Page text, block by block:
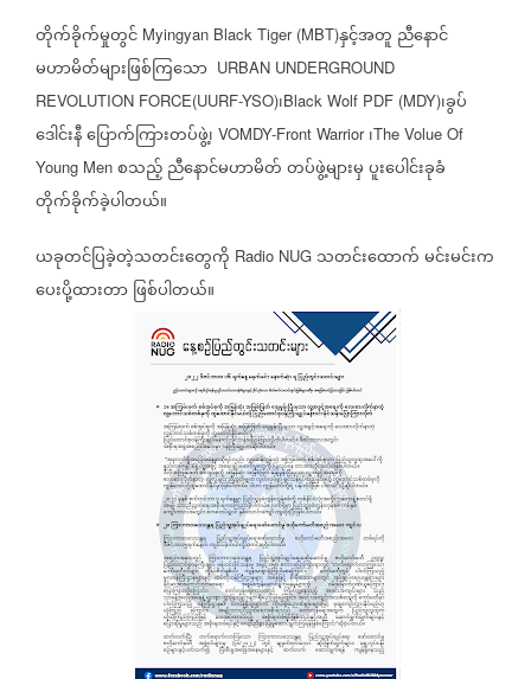
တိုက်ခိုက်မှုတွင် Myingyan Black Tiger (MBT)နှင့်အတူ ညီနောင်
မဟာမိတ်များဖြစ်ကြသော URBAN UNDERGROUND
REVOLUTION FORCE(UURF-YSO)၊Black Wolf PDF (MDY)၊ခွပ်
ဒေါင်းနီပြောက်ကြားတပ်ဖွဲ့၊ VOMDY-Front Warrior ၊The Volue Of
Young Men စသည့်ညီနောင်မဟာမိတ်တပ်ဖွဲ့များမှပူးပေါင်းခုခံ
တိုက်ခိုက်ခဲ့ပါတယ်။
ယခုတင်ပြခဲ့တဲ့သတင်းတွေကို Radio NUG သတင်းထောက်မင်းမင်းက
ပေးပို့ထားတာဖြစ်ပါတယ်။